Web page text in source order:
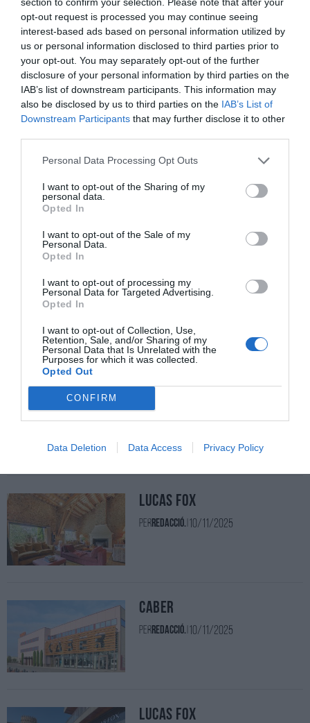
opt-out request is processed you may continue seeing
interest-based ads based on personal information utilized by
us or personal information disclosed to third parties prior to
your opt-out. You may separately opt-out of the further
disclosure of your personal information by third parties on the
IAB’s list of downstream participants. This information may
also be disclosed by us to third parties on the IAB’s List of
Downstream Participants that may further disclose it to other
Personal Data Processing Opt Outs
I want to opt-out of the Sharing of my
personal data.
Opted In
I want to opt-out of the Sale of my
Personal Data.
Opted In
I want to opt-out of processing my
Personal Data for Targeted Advertising.
Opted In
I want to opt-out of Collection, Use,
Retention, Sale, and/or Sharing of my
Personal Data that Is Unrelated with the
Purposes for which it was collected.
Opted Out
CONFIRM
Data Deletion Data Access Privacy Policy
El fundador d’Euromoble de Bru
Vivint Estudi
On el disseny es viu amb tots els sentits.
10/11/2025
Lucas Fox
PerRedacció. 10/11/2025
Caber
PerRedacció. 10/11/2025
Lucas Fox